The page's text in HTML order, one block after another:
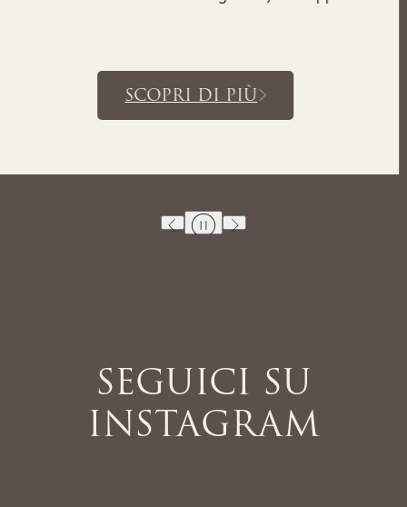
SCOPRI DI PIÙ
SEGUICI SU
INSTAGRAM